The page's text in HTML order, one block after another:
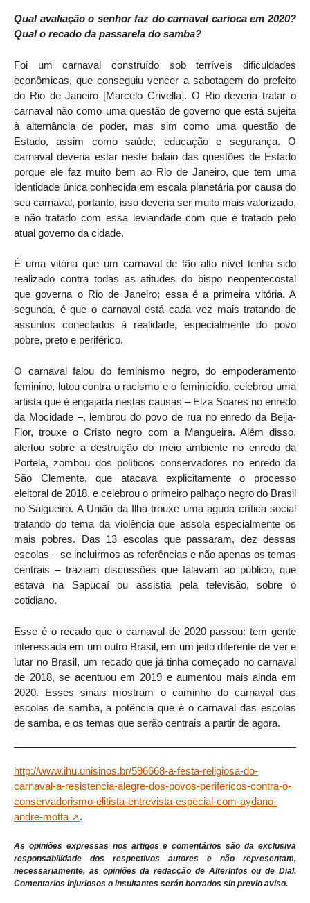
Qual avaliação o senhor faz do carnaval carioca em 2020?
Qual o recado da passarela do samba?
Foi um carnaval construído sob terríveis dificuldades
econômicas, que conseguiu vencer a sabotagem do prefeito
do Rio de Janeiro [Marcelo Crivella]. O Rio deveria tratar o
carnaval não como uma questão de governo que está sujeita
à alternância de poder, mas sim como uma questão de
Estado, assim como saúde, educação e segurança. O
carnaval deveria estar neste balaio das questões de Estado
porque ele faz muito bem ao Rio de Janeiro, que tem uma
identidade única conhecida em escala planetária por causa do
seu carnaval, portanto, isso deveria ser muito mais valorizado,
e não tratado com essa leviandade com que é tratado pelo
atual governo da cidade.
É uma vitória que um carnaval de tão alto nível tenha sido
realizado contra todas as atitudes do bispo neopentecostal
que governa o Rio de Janeiro; essa é a primeira vitória. A
segunda, é que o carnaval está cada vez mais tratando de
assuntos conectados à realidade, especialmente do povo
pobre, preto e periférico.
O carnaval falou do feminismo negro, do empoderamento
feminino, lutou contra o racismo e o feminicídio, celebrou uma
artista que é engajada nestas causas – Elza Soares no enredo
da Mocidade –, lembrou do povo de rua no enredo da Beija-
Flor, trouxe o Cristo negro com a Mangueira. Além disso,
alertou sobre a destruição do meio ambiente no enredo da
Portela, zombou dos políticos conservadores no enredo da
São Clemente, que atacava explicitamente o processo
eleitoral de 2018, e celebrou o primeiro palhaço negro do Brasil
no Salgueiro. A União da Ilha trouxe uma aguda crítica social
tratando do tema da violência que assola especialmente os
mais pobres. Das 13 escolas que passaram, dez dessas
escolas – se incluirmos as referências e não apenas os temas
centrais – traziam discussões que falavam ao público, que
estava na Sapucaí ou assistia pela televisão, sobre o
cotidiano.
Esse é o recado que o carnaval de 2020 passou: tem gente
interessada em um outro Brasil, em um jeito diferente de ver e
lutar no Brasil, um recado que já tinha começado no carnaval
de 2018, se acentuou em 2019 e aumentou mais ainda em
2020. Esses sinais mostram o caminho do carnaval das
escolas de samba, a potência que é o carnaval das escolas
de samba, e os temas que serão centrais a partir de agora.
http://www.ihu.unisinos.br/596668-a-festa-religiosa-do-
carnaval-a-resistencia-alegre-dos-povos-perifericos-contra-o-
conservadorismo-elitista-entrevista-especial-com-aydano-
andre-motta
.
As opiniões expressas nos artigos e comentários são da exclusiva
responsabilidade dos respectivos autores e não representam,
necessariamente, as opiniões da redacção de AlterInfos ou de Dial.
Comentarios injuriosos o insultantes serán borrados sin previo aviso.